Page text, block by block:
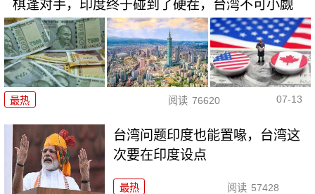
棋逢对手，印度终于碰到了硬茬，台湾不可小觑
最热 阅读 76620 07-13
台湾问题印度也能置喙，台湾这
次要在印度设点
最热 阅读 57428